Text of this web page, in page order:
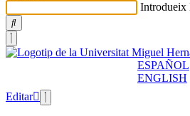
Introdueix
ESPAÑOL
ENGLISH
Editar